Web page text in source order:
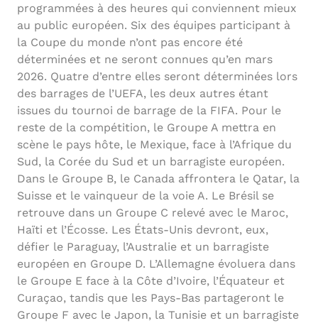
programmées à des heures qui conviennent mieux
au public européen. Six des équipes participant à
la Coupe du monde n’ont pas encore été
déterminées et ne seront connues qu’en mars
2026. Quatre d’entre elles seront déterminées lors
des barrages de l’UEFA, les deux autres étant
issues du tournoi de barrage de la FIFA. Pour le
reste de la compétition, le Groupe A mettra en
scène le pays hôte, le Mexique, face à l’Afrique du
Sud, la Corée du Sud et un barragiste européen.
Dans le Groupe B, le Canada affrontera le Qatar, la
Suisse et le vainqueur de la voie A. Le Brésil se
retrouve dans un Groupe C relevé avec le Maroc,
Haïti et l’Écosse. Les États-Unis devront, eux,
défier le Paraguay, l’Australie et un barragiste
européen en Groupe D. L’Allemagne évoluera dans
le Groupe E face à la Côte d’Ivoire, l’Équateur et
Curaçao, tandis que les Pays-Bas partageront le
Groupe F avec le Japon, la Tunisie et un barragiste